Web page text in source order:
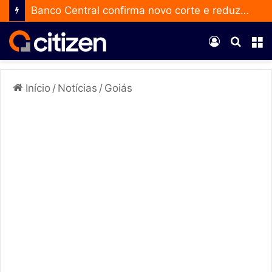
Banco Central confirma novo corte e reduz a taxa Selic para 14% ao ano
por
Entrar
Início / Notícias / Goiás